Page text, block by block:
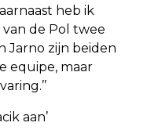
heb ik
de Pol twee
Jarno zijn beiden
equipe, maar
aan’